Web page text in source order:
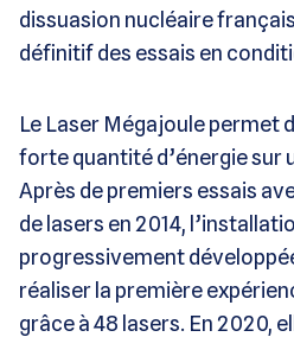
dissuasion nucléaire
définitif des essais en
Le Laser Mégajoule permet
forte quantité d’énergie sur
Après de premiers essais
de lasers en 2014,
progressivement
réaliser la première
grâce à 48 lasers. En 2020,